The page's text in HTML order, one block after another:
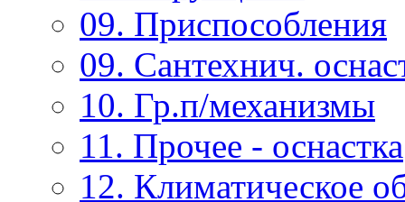
09. Приспособления
09. Сантехнич.
10. Гр.п/механизмы
11. Прочее - оснастка
12. Климатическое